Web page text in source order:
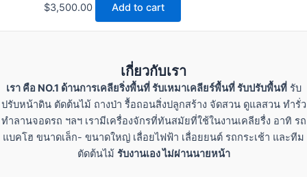
$3,500.00 Add to cart
เกี่ยวกับเรา
เรา คือ NO.1 ด้านการเคลียริ่งพื้นที่ รับเหมาเคลียร์พื้นที่ รับปรับพื้นที่รับ
ปรับหน้าดิน ตัดต้นไม้ ถางป่า รื้อถอนสิ่งปลูกสร้าง จัดสวน ดูแลสวน ทำรั่ว
ทำลานจอดรถ ฯลฯ เรามีเครื่องจักรที่ทันสมัยที่ใช้ในงานเคลียรื่ง อาทิ รถ
แบคโฮ ขนาดเล็ก- ขนาดใหญ่ เลื่อยไฟฟ้า เลื่อยยนต์ รถกระเช้า และทีม
ตัดต้นไม้ รับงานเอง ไม่ผ่านนายหน้า